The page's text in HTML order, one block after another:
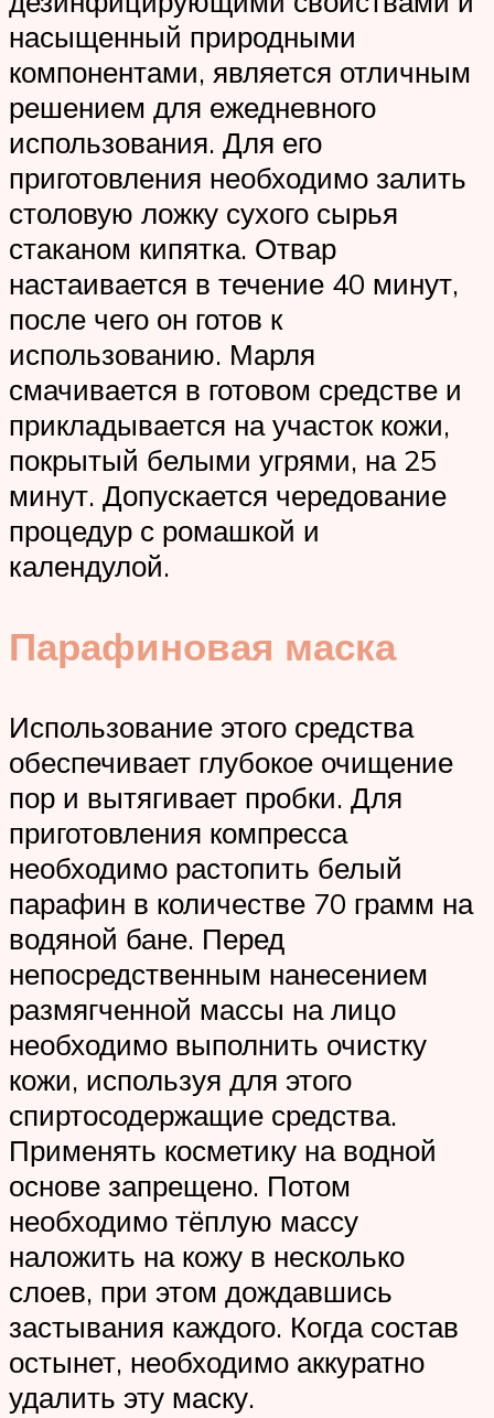
насыщенный природными
компонентами, является отличным
решением для ежедневного
использования. Для его
приготовления необходимо залить
столовую ложку сухого сырья
стаканом кипятка. Отвар
настаивается в течение 40 минут,
после чего он готов к
использованию. Марля
смачивается в готовом средстве и
прикладывается на участок кожи,
покрытый белыми угрями, на 25
минут. Допускается чередование
процедур с ромашкой и
календулой.
Парафиновая маска
Использование этого средства
обеспечивает глубокое очищение
пор и вытягивает пробки. Для
приготовления компресса
необходимо растопить белый
парафин в количестве 70 грамм на
водяной бане. Перед
непосредственным нанесением
размягченной массы на лицо
необходимо выполнить очистку
кожи, используя для этого
спиртосодержащие средства.
Применять косметику на водной
основе запрещено. Потом
необходимо тёплую массу
наложить на кожу в несколько
слоев, при этом дождавшись
застывания каждого. Когда состав
остынет, необходимо аккуратно
удалить эту маску.